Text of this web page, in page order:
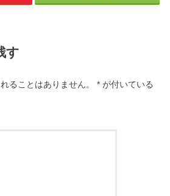
す
ることはありません。 * が付いている